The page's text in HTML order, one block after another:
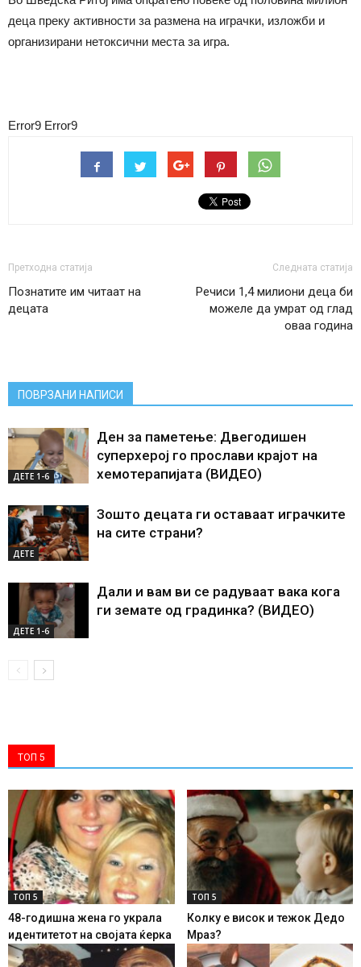
деца преку активности за размена на играчки, изложби и
организирани нетоксични места за игра.
Error9 Error9
Претходна статија
Познатите им читаат на
децата
Следната статија
Речиси 1,4 милиони деца би
можеле да умрат од глад
оваа година
ПОВРЗАНИ НАПИСИ
ДЕTE 1-6
Ден за паметење: Двегодишен
суперхерој го прослави крајот на
хемотерапијата (ВИДЕО)
ДЕТЕ
Зошто децата ги оставаат играчките
на сите страни?
ДЕTE 1-6
Дали и вам ви се радуваат вака кога
ги земате од градинка? (ВИДЕО)
ТОП 5
ТОП 5
48-годишна жена го украла
идентитетот на својата ќерка
ТОП 5
Колку е висок и тежок Дедо
Мраз?